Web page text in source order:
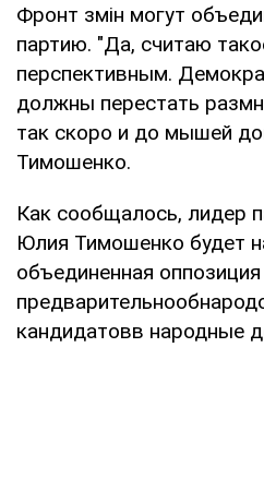
Фронт змін могут
партию. "Да, считаю
перспективным.
должны перестать
так скоро и до мышей
Тимошенко.
Как сообщалось, лидер
Юлия Тимошенко будет
объединенная
кандидатовв народные